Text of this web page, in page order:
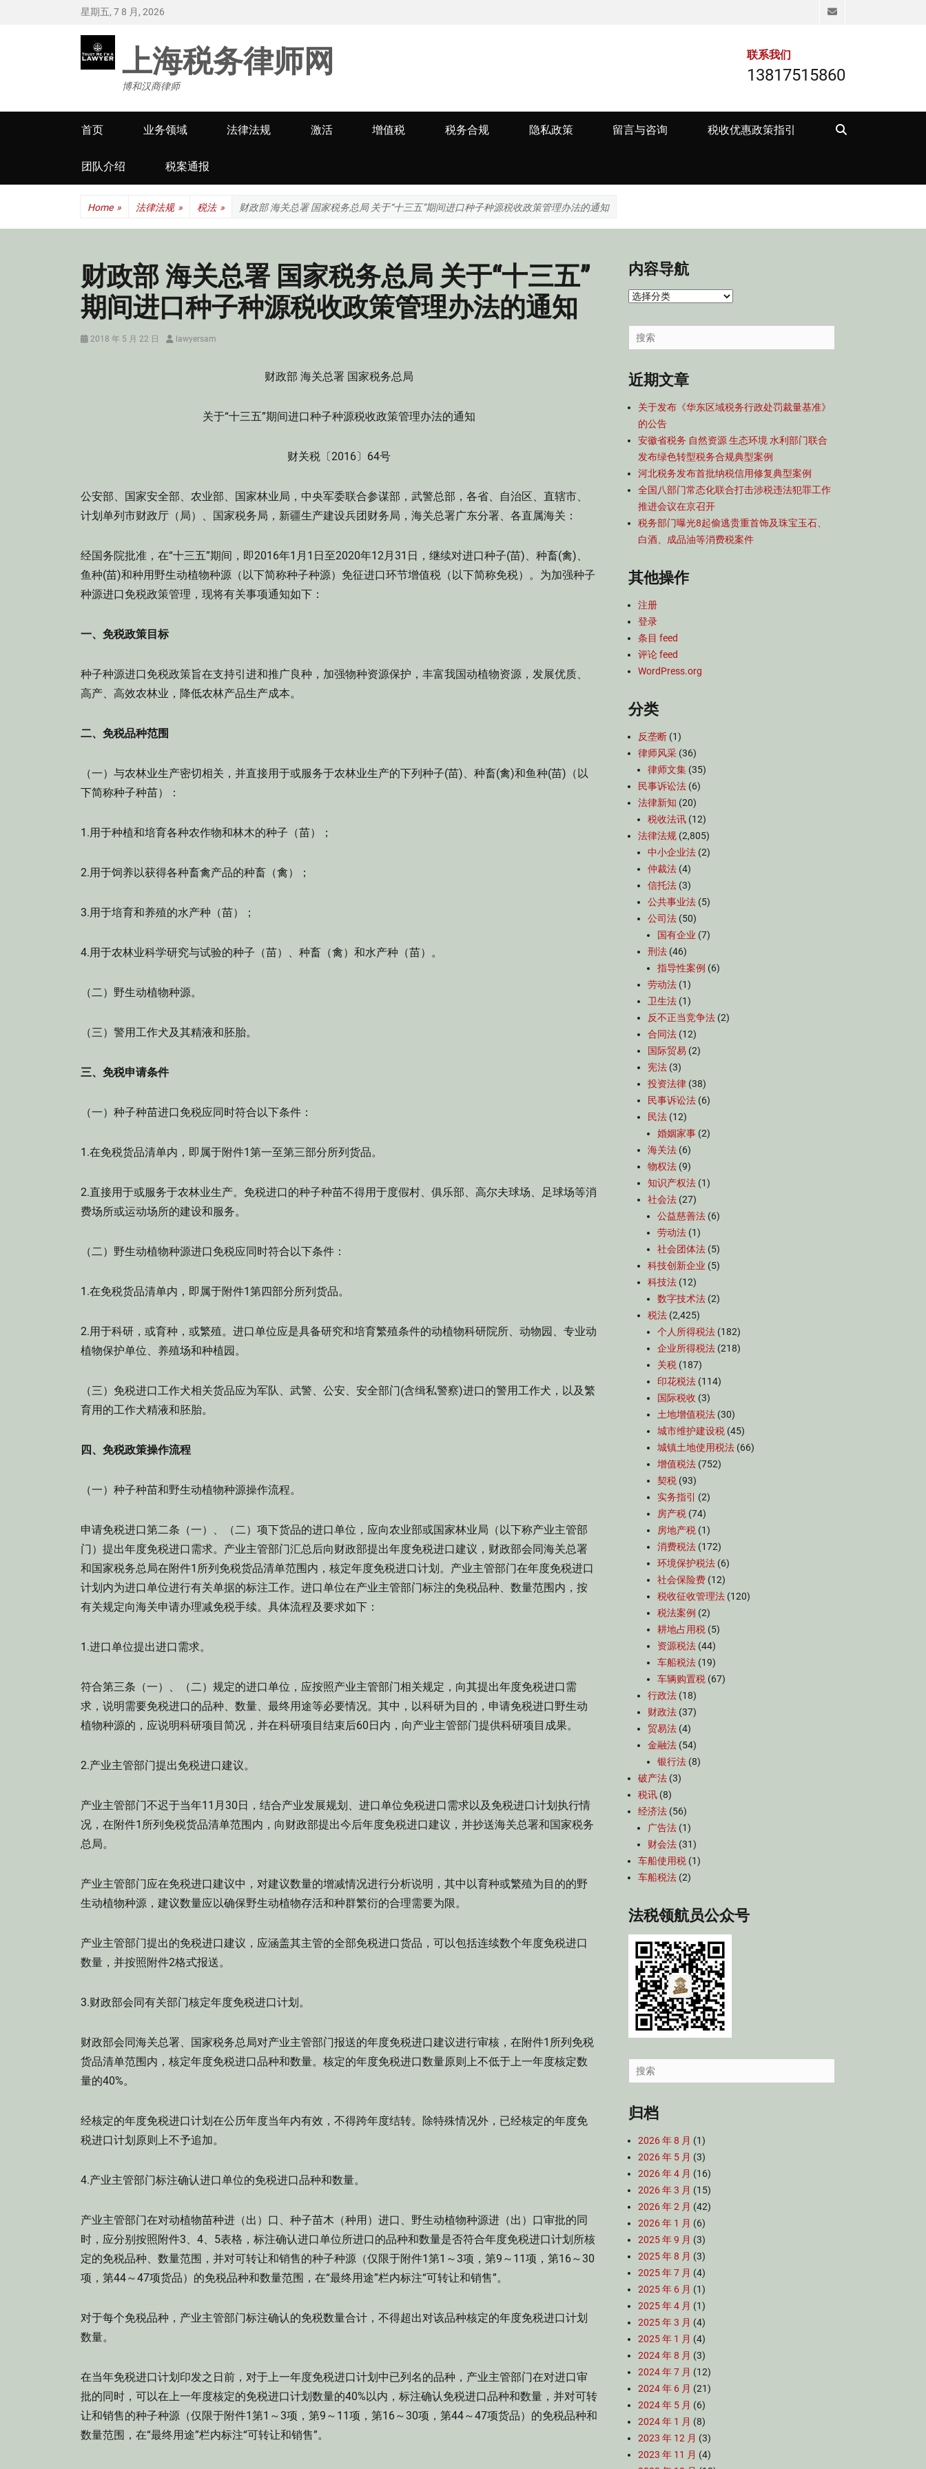
星期五, 7 8 月, 2026 Email
上海税务律师网
博和汉商律师
联系我们
13817515860
Primary
menu
首页 业务领域 法律法规 激活 增值税 税务合规 隐私政策 留言与咨询 税收优惠政策指引
团队介绍 税案通报
Home » 法律法规 » 税法 » 财政部 海关总署 国家税务总局 关于“十三五”期间进口种子种源税收政策管理办法的通知
财政部 海关总署 国家税务总局 关于“十三五”
期间进口种子种源税收政策管理办法的通知
Posted
2018 年 5 月 22 日 Authorlawyersam
财政部 海关总署 国家税务总局
关于“十三五”期间进口种子种源税收政策管理办法的通知
财关税〔2016〕64号
公安部、国家安全部、农业部、国家林业局，中央军委联合参谋部，武警总部，各省、自治区、直辖市、
计划单列市财政厅（局）、国家税务局，新疆生产建设兵团财务局，海关总署广东分署、各直属海关：
经国务院批准，在“十三五”期间，即2016年1月1日至2020年12月31日，继续对进口种子(苗)、种畜(禽)、
鱼种(苗)和种用野生动植物种源（以下简称种子种源）免征进口环节增值税（以下简称免税）。为加强种子
种源进口免税政策管理，现将有关事项通知如下：
一、免税政策目标
种子种源进口免税政策旨在支持引进和推广良种，加强物种资源保护，丰富我国动植物资源，发展优质、
高产、高效农林业，降低农林产品生产成本。
二、免税品种范围
（一）与农林业生产密切相关，并直接用于或服务于农林业生产的下列种子(苗)、种畜(禽)和鱼种(苗)（以
下简称种子种苗）：
1.用于种植和培育各种农作物和林木的种子（苗）；
2.用于饲养以获得各种畜禽产品的种畜（禽）；
3.用于培育和养殖的水产种（苗）；
4.用于农林业科学研究与试验的种子（苗）、种畜（禽）和水产种（苗）。
（二）野生动植物种源。
（三）警用工作犬及其精液和胚胎。
三、免税申请条件
（一）种子种苗进口免税应同时符合以下条件：
1.在免税货品清单内，即属于附件1第一至第三部分所列货品。
2.直接用于或服务于农林业生产。免税进口的种子种苗不得用于度假村、俱乐部、高尔夫球场、足球场等消
费场所或运动场所的建设和服务。
（二）野生动植物种源进口免税应同时符合以下条件：
1.在免税货品清单内，即属于附件1第四部分所列货品。
2.用于科研，或育种，或繁殖。进口单位应是具备研究和培育繁殖条件的动植物科研院所、动物园、专业动
植物保护单位、养殖场和种植园。
（三）免税进口工作犬相关货品应为军队、武警、公安、安全部门(含缉私警察)进口的警用工作犬，以及繁
育用的工作犬精液和胚胎。
四、免税政策操作流程
（一）种子种苗和野生动植物种源操作流程。
申请免税进口第二条（一）、（二）项下货品的进口单位，应向农业部或国家林业局（以下称产业主管部
门）提出年度免税进口需求。产业主管部门汇总后向财政部提出年度免税进口建议，财政部会同海关总署
和国家税务总局在附件1所列免税货品清单范围内，核定年度免税进口计划。产业主管部门在年度免税进口
计划内为进口单位进行有关单据的标注工作。进口单位在产业主管部门标注的免税品种、数量范围内，按
有关规定向海关申请办理减免税手续。具体流程及要求如下：
1.进口单位提出进口需求。
符合第三条（一）、（二）规定的进口单位，应按照产业主管部门相关规定，向其提出年度免税进口需
求，说明需要免税进口的品种、数量、最终用途等必要情况。其中，以科研为目的，申请免税进口野生动
植物种源的，应说明科研项目简况，并在科研项目结束后60日内，向产业主管部门提供科研项目成果。
2.产业主管部门提出免税进口建议。
产业主管部门不迟于当年11月30日，结合产业发展规划、进口单位免税进口需求以及免税进口计划执行情
况，在附件1所列免税货品清单范围内，向财政部提出今后年度免税进口建议，并抄送海关总署和国家税务
总局。
产业主管部门应在免税进口建议中，对建议数量的增减情况进行分析说明，其中以育种或繁殖为目的的野
生动植物种源，建议数量应以确保野生动植物存活和种群繁衍的合理需要为限。
产业主管部门提出的免税进口建议，应涵盖其主管的全部免税进口货品，可以包括连续数个年度免税进口
数量，并按照附件2格式报送。
3.财政部会同有关部门核定年度免税进口计划。
财政部会同海关总署、国家税务总局对产业主管部门报送的年度免税进口建议进行审核，在附件1所列免税
货品清单范围内，核定年度免税进口品种和数量。核定的年度免税进口数量原则上不低于上一年度核定数
量的40%。
经核定的年度免税进口计划在公历年度当年内有效，不得跨年度结转。除特殊情况外，已经核定的年度免
税进口计划原则上不予追加。
4.产业主管部门标注确认进口单位的免税进口品种和数量。
产业主管部门在对动植物苗种进（出）口、种子苗木（种用）进口、野生动植物种源进（出）口审批的同
时，应分别按照附件3、4、5表格，标注确认进口单位所进口的品种和数量是否符合年度免税进口计划所核
定的免税品种、数量范围，并对可转让和销售的种子种源（仅限于附件1第1～3项，第9～11项，第16～30
项，第44～47项货品）的免税品种和数量范围，在“最终用途”栏内标注“可转让和销售”。
对于每个免税品种，产业主管部门标注确认的免税数量合计，不得超出对该品种核定的年度免税进口计划
数量。
在当年免税进口计划印发之日前，对于上一年度免税进口计划中已列名的品种，产业主管部门在对进口审
批的同时，可以在上一年度核定的免税进口计划数量的40%以内，标注确认免税进口品种和数量，并对可转
让和销售的种子种源（仅限于附件1第1～3项，第9～11项，第16～30项，第44～47项货品）的免税品种和
数量范围，在“最终用途”栏内标注“可转让和销售”。
内容导航
内
导
航
Search
for:
近期文章
关于发布《华东区域税务行政处罚裁量基准》
的公告
安徽省税务 自然资源 生态环境 水利部门联合
发布绿色转型税务合规典型案例
河北税务发布首批纳税信用修复典型案例
全国八部门常态化联合打击涉税违法犯罪工作
推进会议在京召开
税务部门曝光8起偷逃贵重首饰及珠宝玉石、
白酒、成品油等消费税案件
其他操作
注册
登录
条目 feed
评论 feed
WordPress.org
分类
反垄断 (1)
律师风采 (36)
律师文集 (35)
民事诉讼法 (6)
法律新知 (20)
税收法讯 (12)
法律法规 (2,805)
中小企业法 (2)
仲裁法 (4)
信托法 (3)
公共事业法 (5)
公司法 (50)
国有企业 (7)
刑法 (46)
指导性案例 (6)
劳动法 (1)
卫生法 (1)
反不正当竞争法 (2)
合同法 (12)
国际贸易 (2)
宪法 (3)
投资法律 (38)
民事诉讼法 (6)
民法 (12)
婚姻家事 (2)
海关法 (6)
物权法 (9)
知识产权法 (1)
社会法 (27)
公益慈善法 (6)
劳动法 (1)
社会团体法 (5)
科技创新企业 (5)
科技法 (12)
数字技术法 (2)
税法 (2,425)
个人所得税法 (182)
企业所得税法 (218)
关税 (187)
印花税法 (114)
国际税收 (3)
土地增值税法 (30)
城市维护建设税 (45)
城镇土地使用税法 (66)
增值税法 (752)
契税 (93)
实务指引
(2)
房产税 (74)
房地产税 (1)
消费税法 (172)
环境保护税法 (6)
社会保险费 (12)
税收征收管理法 (120)
税法案例 (2)
耕地占用税 (5)
资源税法 (44)
车船税法 (19)
车辆购置税 (67)
行政法 (18)
财政法 (37)
贸易法 (4)
金融法 (54)
银行法 (8)
破产法 (3)
税讯 (8)
经济法 (56)
广告法 (1)
财会法 (31)
车船使用税 (1)
车船税法 (2)
法税领航员公众号
Search
for:
归档
2026 年 8 月 (1)
2026 年 5 月 (3)
2026 年 4 月 (16)
2026 年 3 月 (15)
2026 年 2 月 (42)
2026 年 1 月 (6)
2025 年 9 月 (3)
2025 年 8 月 (3)
2025 年 7 月 (4)
2025 年 6 月 (1)
2025 年 4 月 (1)
2025 年 3 月 (4)
2025 年 1 月 (4)
2024 年 8 月 (3)
2024 年 7 月 (12)
2024 年 6 月 (21)
2024 年 5 月 (6)
2024 年 1 月 (8)
2023 年 12 月 (3)
2023 年 11 月 (4)